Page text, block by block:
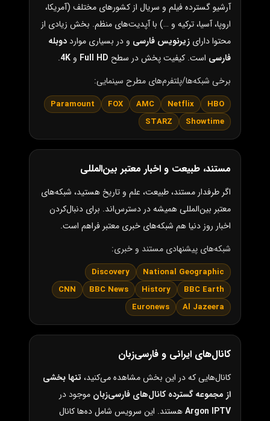
آرشیو گسترده فیلم و سریال از کشورهای مختلف (آمریکا،
اروپا، آسیا، ترکیه و …) با آپدیت‌های منظم. بخش زیادی از
محتوا دارای زیرنویس فارسی و در بسیاری موارددوبله
فارسی است. کیفیت پخش در سطح Full HD و 4K
.
برخی شبکه‌ها/پلتفرم‌های مطرح سینمایی:
HBO
Netflix
AMC
FOX
Paramount
Showtime
STARZ
مستند، طبیعت و اخبار معتبر بین‌المللی
اگر طرفدار مستند، طبیعت، علم و تاریخ هستید، شبکه‌های
معتبر بین‌المللی همیشه در دسترس‌اند. برای دنبال‌کردن
اخبار روز دنیا هم شبکه‌های خبری معتبر فراهم است.
شبکه‌های پیشنهادی مستند و خبری:
National Geographic
Discovery
BBC Earth
History
BBC News
CNN
Al Jazeera
Euronews
کانال‌های ایرانی و فارسی‌زبان
کانال‌هایی که در این بخش مشاهده می‌کنید، تنها بخشی
از مجموعه گسترده کانال‌های فارسی‌زبان موجود در
Argon IPTVهستند. این سرویس شامل ده‌ها کانال